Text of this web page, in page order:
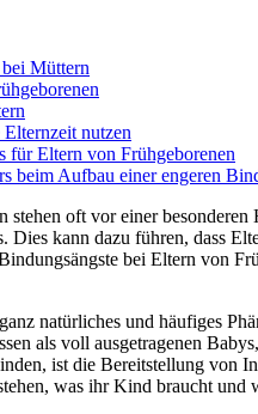
Müttern
nutzen
für Eltern von Frühgeborenen
beim Aufbau einer engeren
stehen oft vor einer
Dies kann dazu führen, dass
bei Eltern von
natürliches und häufiges
als voll ausgetragenen
ist die Bereitstellung von
was ihr Kind braucht und